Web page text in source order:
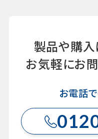
製品や購
お気軽にお
お電話